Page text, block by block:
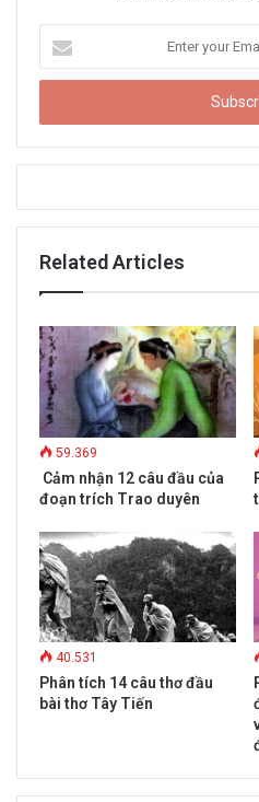
t
r
y
m
a
l
a
d
d
r
e
s
s
Related Articles
59.369
Cảm nhận 12 câu đầu của
đoạn trích Trao duyên
40.531
Phân tích 14 câu thơ đầu
bài thơ Tây Tiến